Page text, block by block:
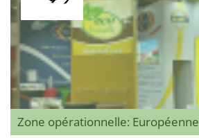
Zone opérationnelle: Européenne